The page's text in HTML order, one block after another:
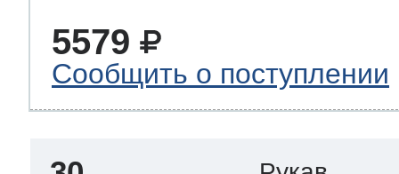
5579
Сообщить о поступлении